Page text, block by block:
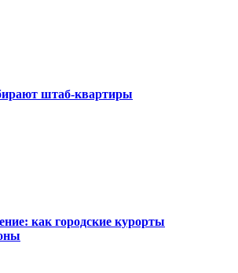
штаб-квартиры
как городские курорты